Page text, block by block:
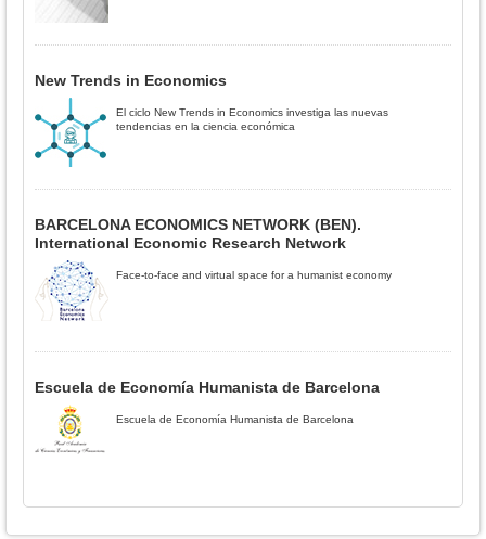
New Trends in Economics
El ciclo New Trends in Economics investiga las nuevas
tendencias en la ciencia económica
BARCELONA ECONOMICS NETWORK (BEN).
International Economic Research Network
Face-to-face and virtual space for a humanist economy
Escuela de Economía Humanista de Barcelona
Escuela de Economía Humanista de Barcelona